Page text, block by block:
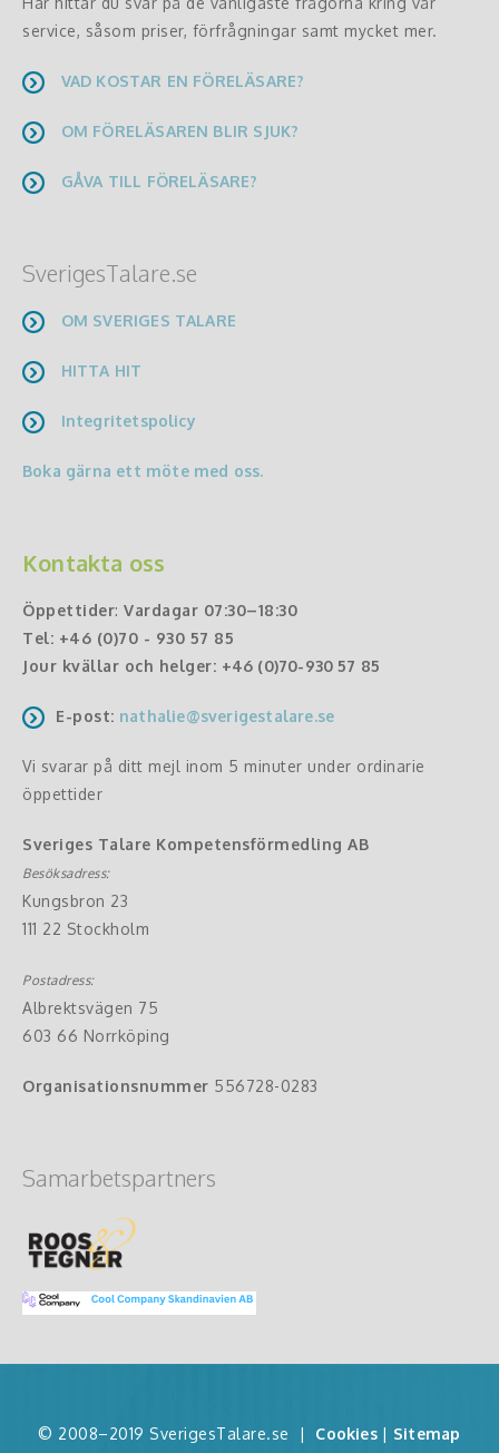
service, såsom priser, förfrågningar samt mycket mer.
VAD KOSTAR EN FÖRELÄSARE?
OM FÖRELÄSAREN BLIR SJUK?
GÅVA TILL FÖRELÄSARE?
SverigesTalare.se
OM SVERIGES TALARE
HITTA HIT
Integritetspolicy
Boka gärna ett möte med oss.
Kontakta oss
Öppettider: Vardagar 07:30–18:30
Tel: +46 (0)70 - 930 57 85
Jour kvällar och helger: +46 (0)70-930 57 85
E-post: nathalie@sverigestalare.se
Vi svarar på ditt mejl inom 5 minuter under ordinarie
öppettider
Sveriges Talare Kompetensförmedling AB
Besöksadress:
Kungsbron 23
111 22 Stockholm
Postadress:
Albrektsvägen 75
603 66 Norrköping
Organisationsnummer 556728-0283
Samarbetspartners
© 2008–2019 SverigesTalare.se | Cookies | Sitemap